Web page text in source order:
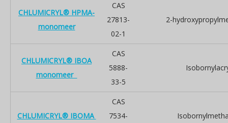
CHLUMICRYL® HPMA-
monomeer
CAS
27813-
02-1
2-
CHLUMICRYL® IBOA
monomeer
CAS
5888-
33-5
CHLUMICRYL® IBOMA
CAS
7534-